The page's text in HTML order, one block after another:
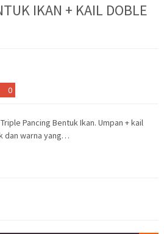
IKAN + KAIL DOBLE
0
Pancing Bentuk Ikan. Umpan + kail
dan warna yang…